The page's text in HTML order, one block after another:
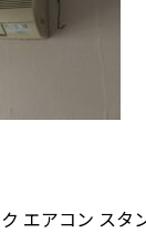
エアコン ス